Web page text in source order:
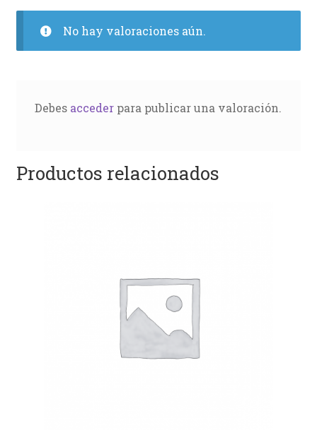
No hay valoraciones aún.
Debes accederpara publicar una valoración.
Productos relacionados